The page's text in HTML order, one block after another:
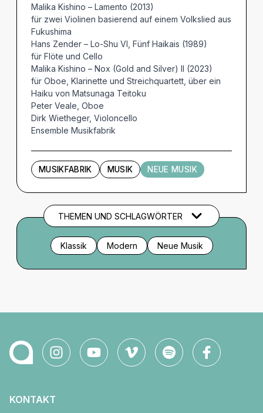
Malika Kishino – Lamento (2013)
für zwei Violinen basierend auf einem Volkslied aus
Fukushima
Hans Zender – Lo-Shu VI, Fünf Haikais (1989)
für Flöte und Cello
Malika Kishino – Nox (Gold and Silver) II (2023)
für Oboe, Klarinette und Streichquartett, über ein
Haiku von Matsunaga Teitoku
Peter Veale, Oboe
Dirk Wietheger, Violoncello
Ensemble Musikfabrik
MUSIKFABRIK MUSIK NEUE MUSIK
THEMEN UND SCHLAGWÖRTER
Klassik Modern Neue Musik
KONTAKT